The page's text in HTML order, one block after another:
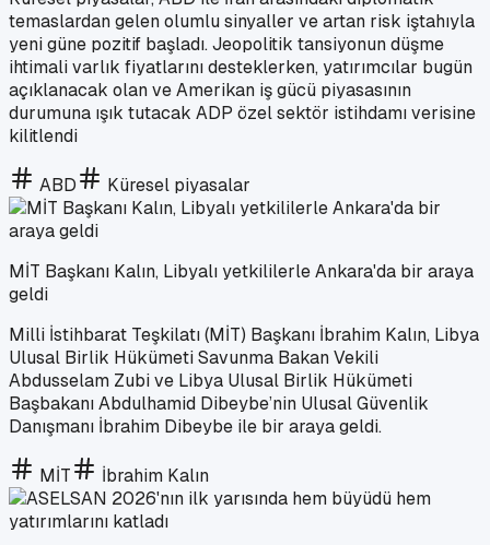
temaslardan gelen olumlu sinyaller ve artan risk iştahıyla
yeni güne pozitif başladı. Jeopolitik tansiyonun düşme
ihtimali varlık fiyatlarını desteklerken, yatırımcılar bugün
açıklanacak olan ve Amerikan iş gücü piyasasının
durumuna ışık tutacak ADP özel sektör istihdamı verisine
kilitlendi
ABD Küresel piyasalar
MİT Başkanı Kalın, Libyalı yetkililerle Ankara'da bir araya
geldi
Milli İstihbarat Teşkilatı (MİT) Başkanı İbrahim Kalın, Libya
Ulusal Birlik Hükümeti Savunma Bakan Vekili
Abdusselam Zubi ve Libya Ulusal Birlik Hükümeti
Başbakanı Abdulhamid Dibeybe’nin Ulusal Güvenlik
Danışmanı İbrahim Dibeybe ile bir araya geldi.
MİT İbrahim Kalın